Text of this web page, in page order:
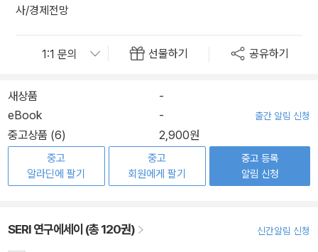
사/경제전망
선물하기 공유하기
새상품
-
eBook
- 출간 알림 신청
중고상품 (6) 2,900원
중고
알라딘에 팔기
중고
회원에게 팔기
중고 등록
알림 신청
SERI 연구에세이 (총 120권) 신간알림 신청